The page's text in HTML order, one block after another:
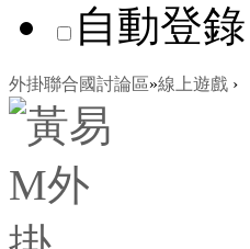
自動登錄
外掛聯合國討論區»線上遊戲 ›